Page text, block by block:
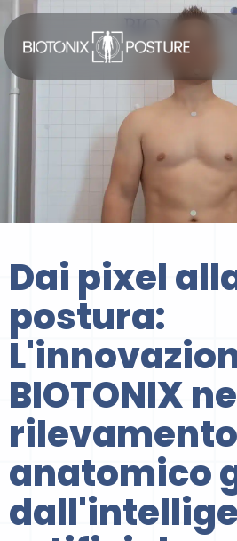
al
contenuto
Dai pixel
postura:
BIOTONIX
rilevamento
anatomico